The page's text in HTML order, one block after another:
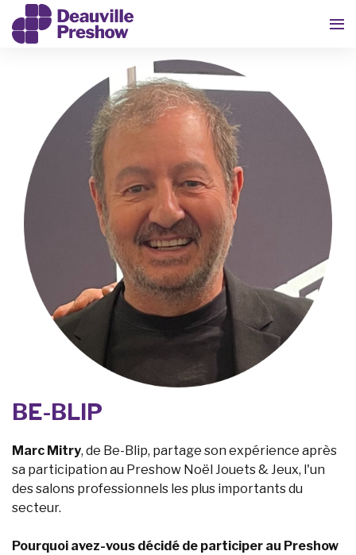
BE-BLIP
Marc Mitry, de Be-Blip, partage son expérience après
sa participation au Preshow Noël Jouets & Jeux, l'un
des salons professionnels les plus importants du
secteur.
Pourquoi avez-vous décidé de participer au Preshow